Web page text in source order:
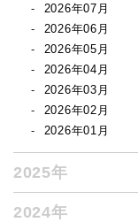
2026年07月
2026年06月
2026年05月
2026年04月
2026年03月
2026年02月
2026年01月
2025年
2024年